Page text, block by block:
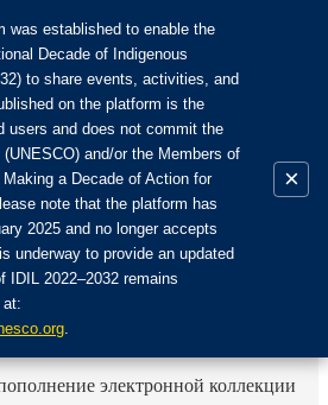
электронной коллекции
was established to enable the
Decade of Indigenous
to share events, activities, and
on the platform is the
users and does not commit the
and/or the Members of
a Decade of Action for
note that the platform has
2025 and no longer accepts
underway to provide an updated
IDIL 2022–2032 remains
at:
.
×